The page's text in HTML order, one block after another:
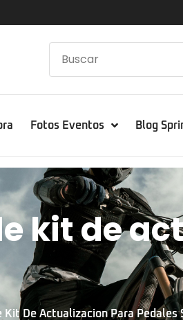
Fotos Eventos Blog
kit de
Kit De Actualizacion Para Pedales